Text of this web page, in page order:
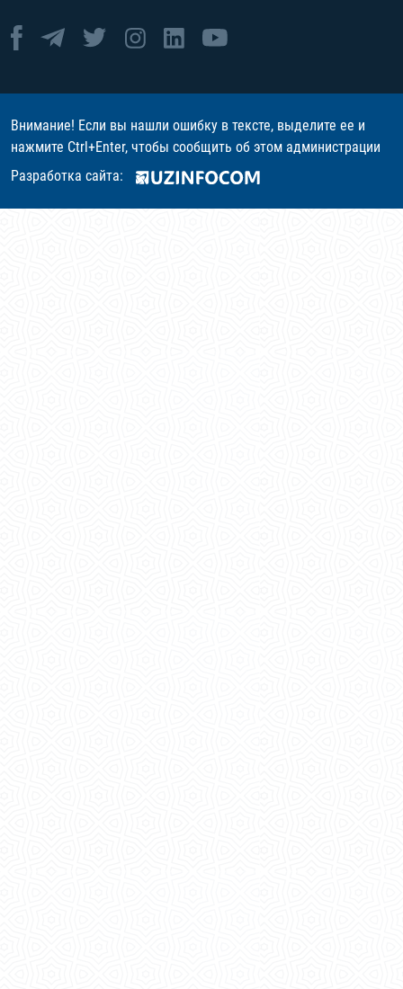
Внимание! Если вы нашли ошибку в тексте, выделите ее и
нажмите Ctrl+Enter, чтобы сообщить об этом администрации
Разработка сайта: